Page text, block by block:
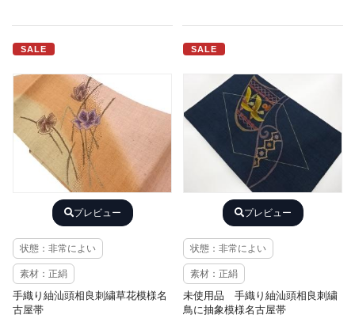
SALE
プレビュー
状態：非常によい
素材：正絹
手織り紬汕頭相良刺繍草花模様名
古屋帯
SALE
プレビュー
状態：非常によい
素材：正絹
未使用品 手織り紬汕頭相良刺繍
鳥に抽象模様名古屋帯